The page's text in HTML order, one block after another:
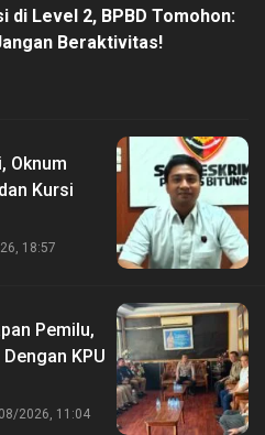
di Level 2, BPBD Tomohon:
Beraktivitas!
Oknum
Kursi
18:57
Pemilu,
KPU
2026, 11:04